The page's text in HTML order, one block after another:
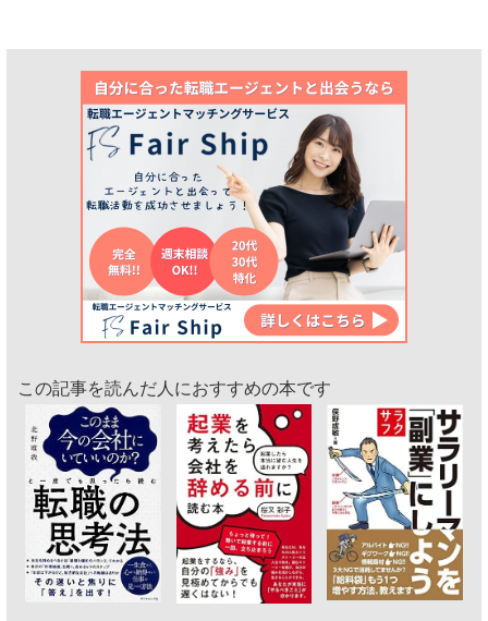
この記事を読んだ人におすすめの本です